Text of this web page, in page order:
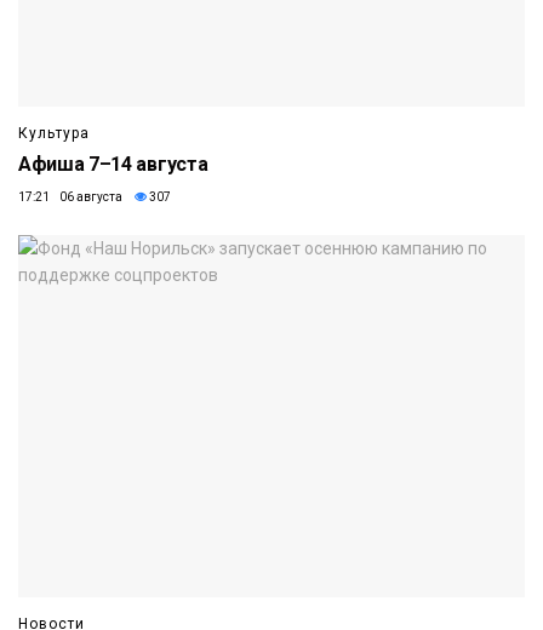
Культура
Афиша 7–14 августа
17:21 06 августа 307
Новости